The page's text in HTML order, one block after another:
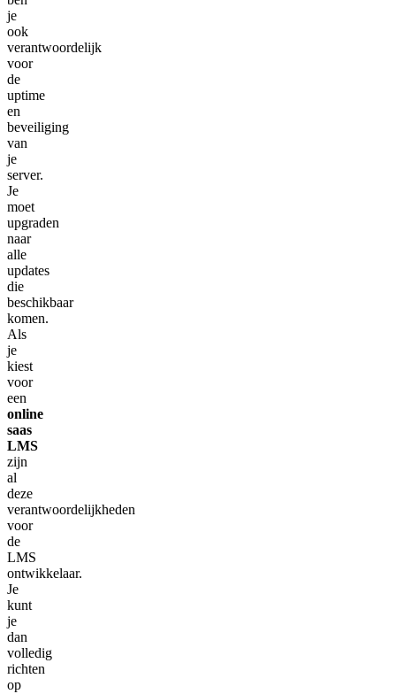
je
ook
verantwoordelijk
voor
de
uptime
en
beveiliging
van
je
server.
Je
moet
upgraden
naar
alle
updates
die
beschikbaar
komen.
Als
je
kiest
voor
een
online
saas
LMS
zijn
al
deze
verantwoordelijkheden
voor
de
LMS
ontwikkelaar.
Je
kunt
je
dan
volledig
richten
op